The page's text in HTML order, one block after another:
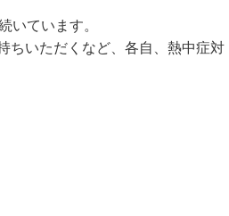
いています。
ちいただくなど、各自、熱中症対